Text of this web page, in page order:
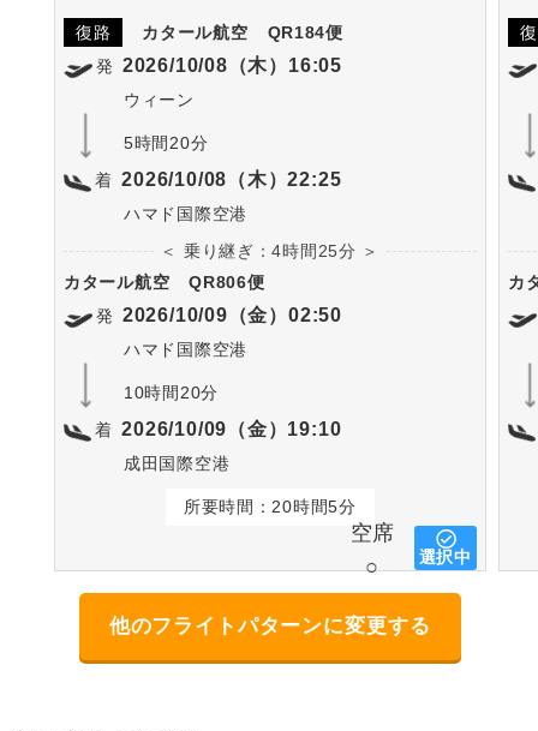
復路 カタール航空
QR184便
発 2026/10/08（木）16:05
ウィーン
5時間20分
着 2026/10/08（木）22:25
ハマド国際空港
＜ 乗り継ぎ：4時間25分 ＞
カタール航空
QR806便
発 2026/10/09（金）02:50
ハマド国際空港
10時間20分
着 2026/10/09（金）19:10
成田国際空港
所要時間：20時間5分
空席
○
選択中
他のフライトパターンに変更する
カ